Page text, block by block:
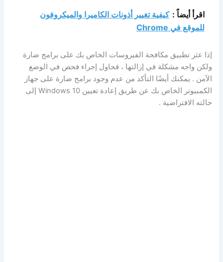
اقرأ أيضاً : كيفية تغيير أذونات الكاميرا والميكروفون
للموقع في Chrome
إذا عثر تطبيق مكافحة الفيروسات الخاص بك على برامج ضارة
ولكن واجه مشكلة في إزالتها ، فحاول إجراء فحص في الوضع
الآمن . يمكنك أيضًا التأكد من عدم وجود برامج ضارة على جهاز
الكمبيوتر الخاص بك عن طريق إعادة تعيين Windows 10 إلى
حالته الافتراضية .